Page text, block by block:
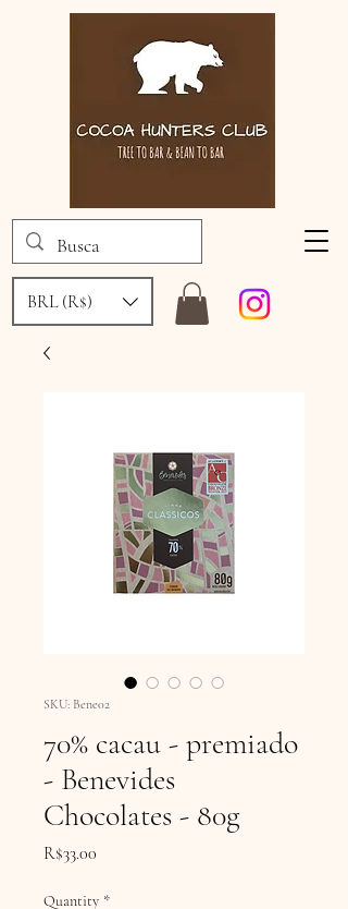
BRL (R$)
SKU: Bene02
70% cacau - premiado
- Benevides
Chocolates - 80g
R$33.00
Quantity *